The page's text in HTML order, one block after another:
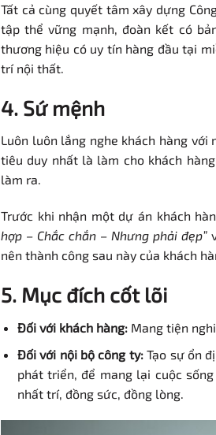
Tất cả cùng quyết tâm xây dựng
tập thể vững mạnh, đoàn kết có
thương hiệu có uy tín hàng đầu tại
trí nội thất.
4. Sứ mệnh
Luôn luôn lắng nghe khách hàng
tiêu duy nhất là làm cho khách
làm ra.
Trước khi nhận một dự án khách
hợp – Chắc chắn – Nhưng phải đẹp”
nên thành công sau này của khách
5. Mục đích cốt lõi
Đối với khách hàng:Mang tiện nghi
Đối với nội bộ công ty:Tạo sự ổn
phát triển, để mang lại cuộc
nhất trí, đồng sức, đồng lòng.